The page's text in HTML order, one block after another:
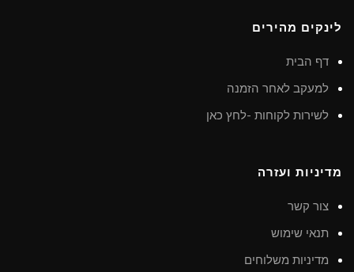
לינקים מהירים
דף הבית
למעקב לאחר הזמנה
לשירות לקוחות -לחץ כאן
מדיניות ועזרה
צור קשר
תנאי שימוש
מדיניות משלוחים